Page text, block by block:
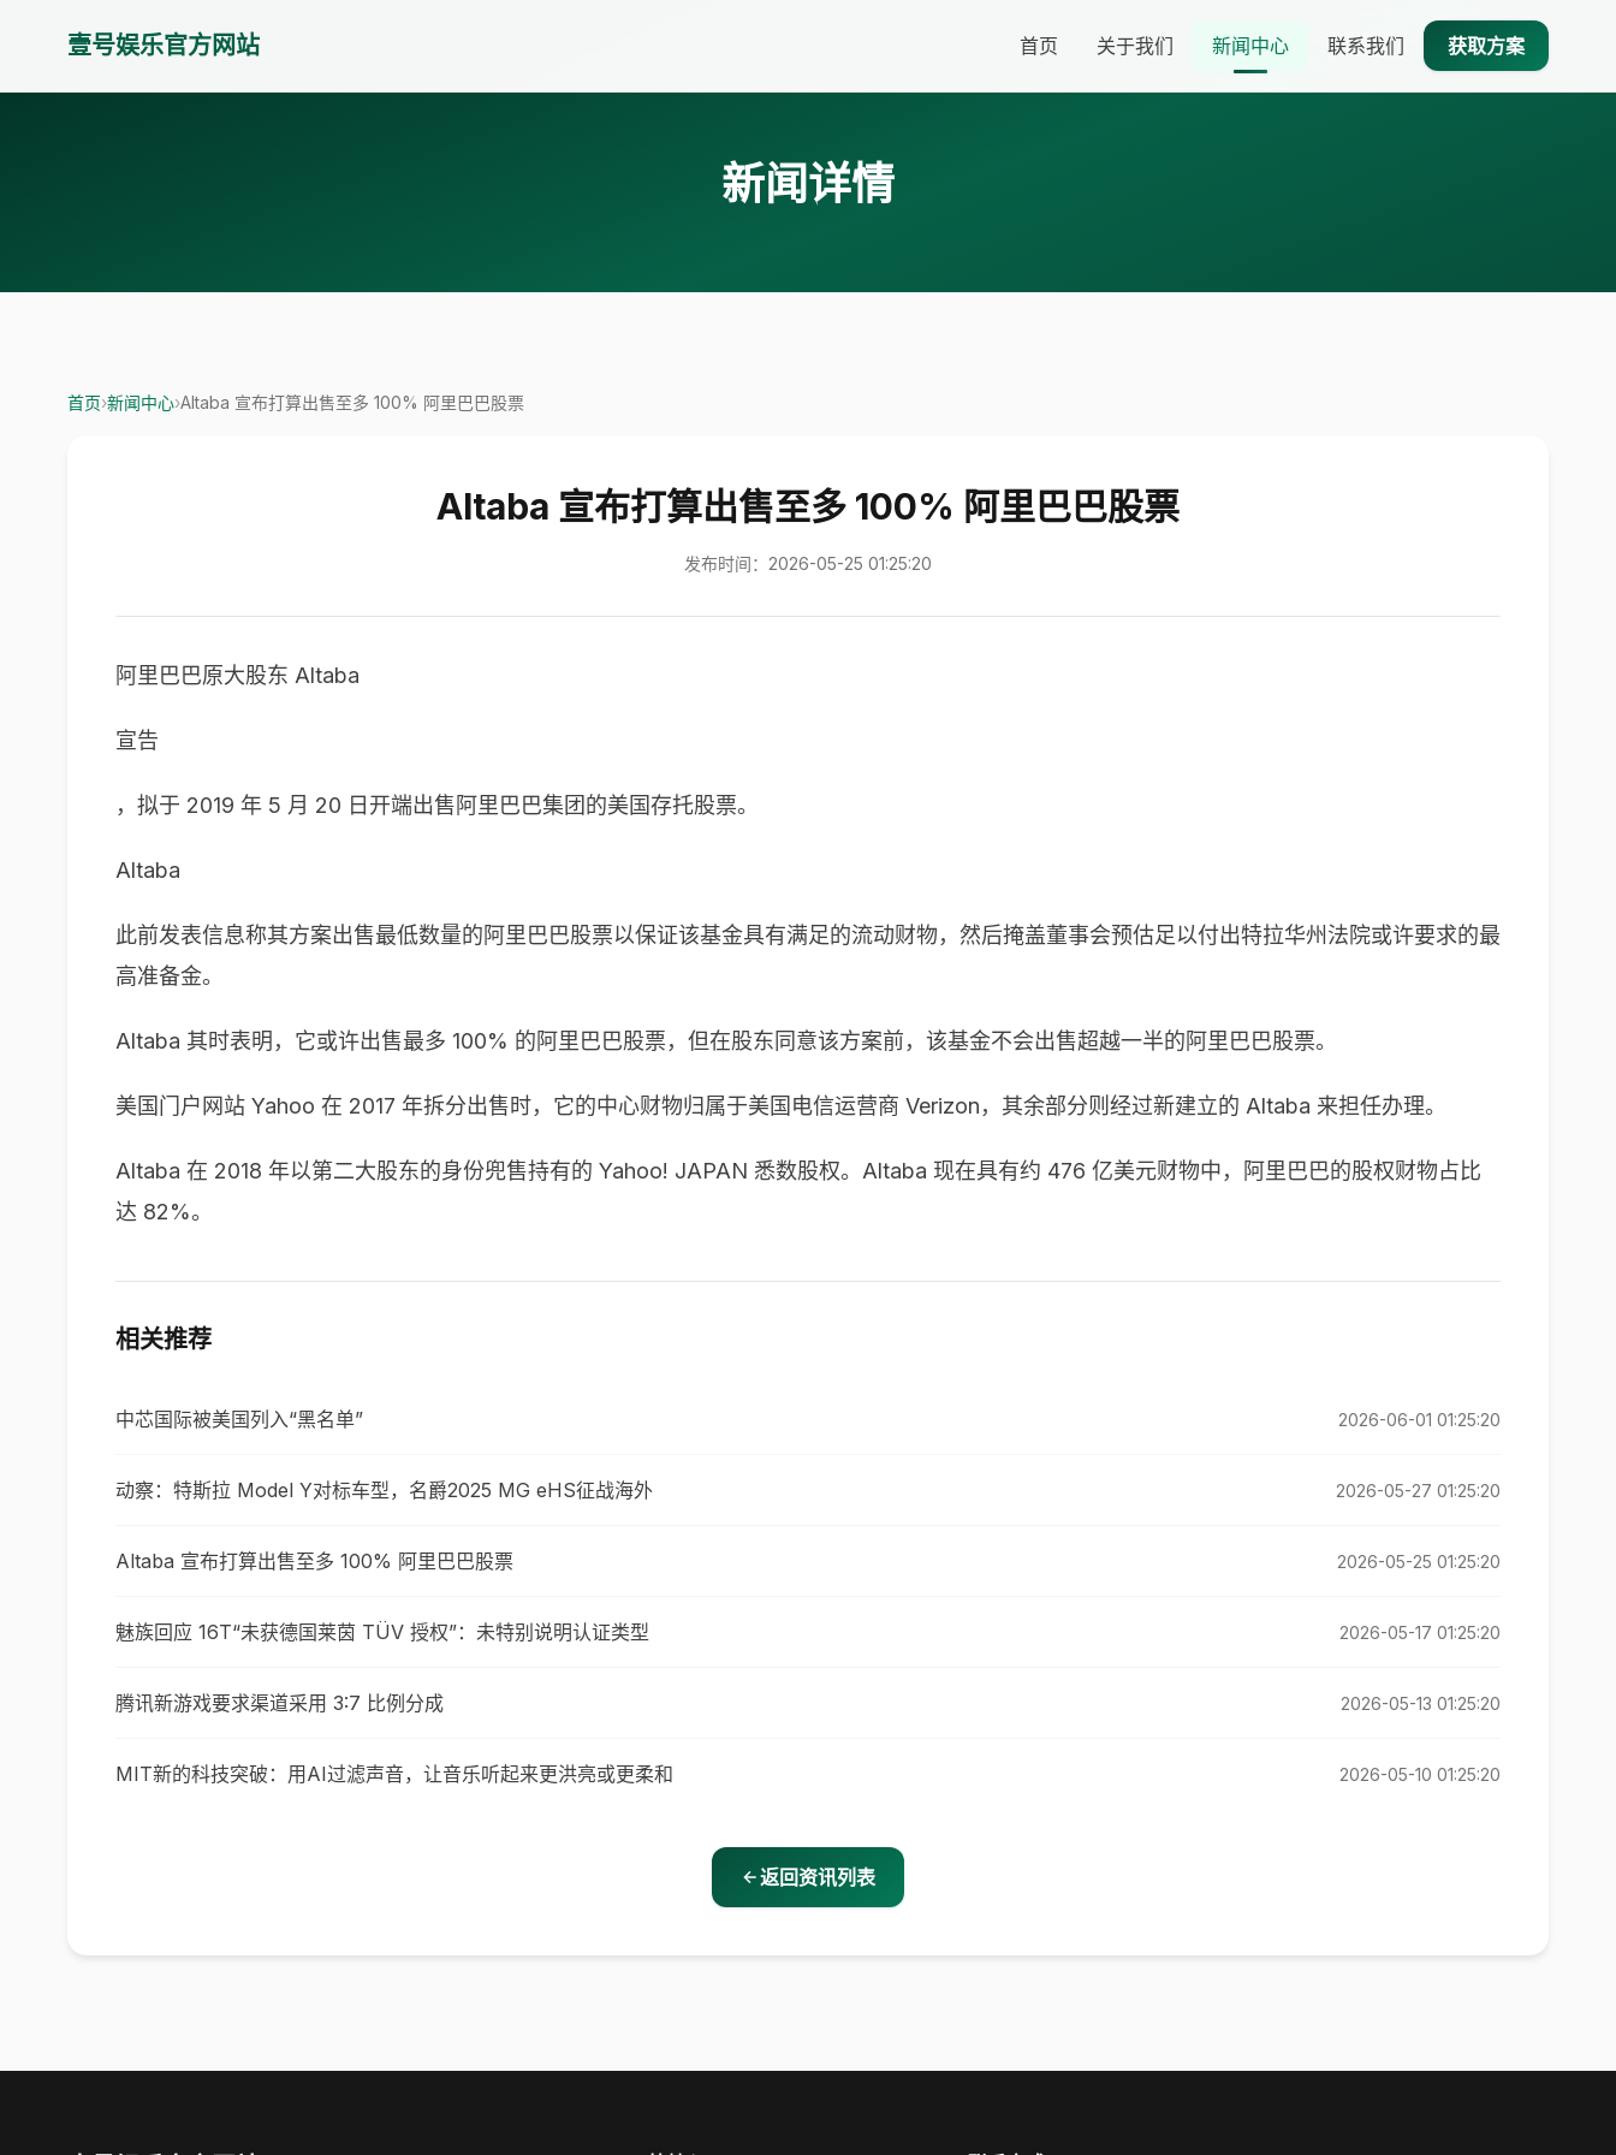
壹号娱乐官方网站 首页 关于我们 新闻中心 联系我们 获取方案
新闻详情
首页›新闻中心›Altaba 宣布打算出售至多 100% 阿里巴巴股票
Altaba 宣布打算出售至多 100% 阿里巴巴股票
发布时间：2026-05-25 01:25:20
阿里巴巴原大股东 Altaba
宣告
，拟于 2019 年 5 月 20 日开端出售阿里巴巴集团的美国存托股票。
Altaba
此前发表信息称其方案出售最低数量的阿里巴巴股票以保证该基金具有满足的流动财物，然后掩盖董事会预估足以付出特拉华州法院或许要求的最
高准备金。
Altaba 其时表明，它或许出售最多 100% 的阿里巴巴股票，但在股东同意该方案前，该基金不会出售超越一半的阿里巴巴股票。
美国门户网站 Yahoo 在 2017 年拆分出售时，它的中心财物归属于美国电信运营商 Verizon，其余部分则经过新建立的 Altaba 来担任办理。
Altaba 在 2018 年以第二大股东的身份兜售持有的 Yahoo! JAPAN 悉数股权。Altaba 现在具有约 476 亿美元财物中，阿里巴巴的股权财物占比
达 82%。
相关推荐
中芯国际被美国列入“黑名单” 2026-06-01 01:25:20
动察：特斯拉 Model Y对标车型，名爵2025 MG eHS征战海外 2026-05-27 01:25:20
Altaba 宣布打算出售至多 100% 阿里巴巴股票 2026-05-25 01:25:20
魅族回应 16T“未获德国莱茵 TÜV 授权”：未特别说明认证类型 2026-05-17 01:25:20
腾讯新游戏要求渠道采用 3:7 比例分成 2026-05-13 01:25:20
MIT新的科技突破：用AI过滤声音，让音乐听起来更洪亮或更柔和 2026-05-10 01:25:20
返回资讯列表